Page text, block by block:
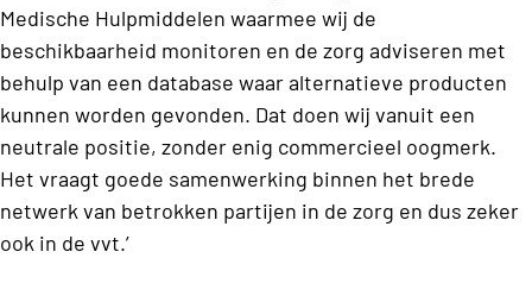
Medische Hulpmiddelen waarmee wij de
beschikbaarheid monitoren en de zorg adviseren met
behulp van een database waar alternatieve producten
kunnen worden gevonden. Dat doen wij vanuit een
neutrale positie, zonder enig commercieel oogmerk.
Het vraagt goede samenwerking binnen het brede
netwerk van betrokken partijen in de zorg en dus zeker
ook in de vvt.’